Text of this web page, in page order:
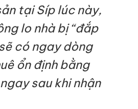
tại Síp lúc này,
lo nhà bị “đắp
có ngay dòng
ổn định bằng
sau khi nhận